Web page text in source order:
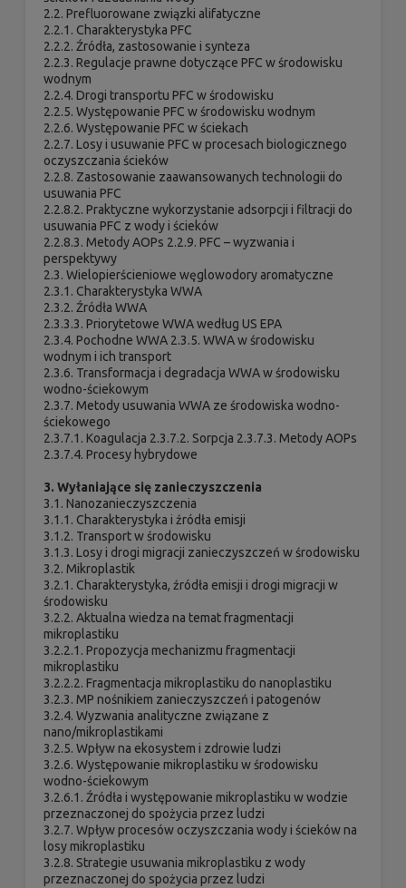
2.2. Prefluorowane związki alifatyczne
2.2.1. Charakterystyka PFC
2.2.2. Źródła, zastosowanie i synteza
2.2.3. Regulacje prawne dotyczące PFC w środowisku
wodnym
2.2.4. Drogi transportu PFC w środowisku
2.2.5. Występowanie PFC w środowisku wodnym
2.2.6. Występowanie PFC w ściekach
2.2.7. Losy i usuwanie PFC w procesach biologicznego
oczyszczania ścieków
2.2.8. Zastosowanie zaawansowanych technologii do
usuwania PFC
2.2.8.2. Praktyczne wykorzystanie adsorpcji i filtracji do
usuwania PFC z wody i ścieków
2.2.8.3. Metody AOPs 2.2.9. PFC – wyzwania i
perspektywy
2.3. Wielopierścieniowe węglowodory aromatyczne
2.3.1. Charakterystyka WWA
2.3.2. Źródła WWA
2.3.3.3. Priorytetowe WWA według US EPA
2.3.4. Pochodne WWA 2.3.5. WWA w środowisku
wodnym i ich transport
2.3.6. Transformacja i degradacja WWA w środowisku
wodno-ściekowym
2.3.7. Metody usuwania WWA ze środowiska wodno-
ściekowego
2.3.7.1. Koagulacja 2.3.7.2. Sorpcja 2.3.7.3. Metody AOPs
2.3.7.4. Procesy hybrydowe
3. Wyłaniające się zanieczyszczenia
3.1. Nanozanieczyszczenia
3.1.1. Charakterystyka i źródła emisji
3.1.2. Transport w środowisku
3.1.3. Losy i drogi migracji zanieczyszczeń w środowisku
3.2. Mikroplastik
3.2.1. Charakterystyka, źródła emisji i drogi migracji w
środowisku
3.2.2. Aktualna wiedza na temat fragmentacji
mikroplastiku
3.2.2.1. Propozycja mechanizmu fragmentacji
mikroplastiku
3.2.2.2. Fragmentacja mikroplastiku do nanoplastiku
3.2.3. MP nośnikiem zanieczyszczeń i patogenów
3.2.4. Wyzwania analityczne związane z
nano/mikroplastikami
3.2.5. Wpływ na ekosystem i zdrowie ludzi
3.2.6. Występowanie mikroplastiku w środowisku
wodno-ściekowym
3.2.6.1. Źródła i występowanie mikroplastiku w wodzie
przeznaczonej do spożycia przez ludzi
3.2.7. Wpływ procesów oczyszczania wody i ścieków na
losy mikroplastiku
3.2.8. Strategie usuwania mikroplastiku z wody
przeznaczonej do spożycia przez ludzi